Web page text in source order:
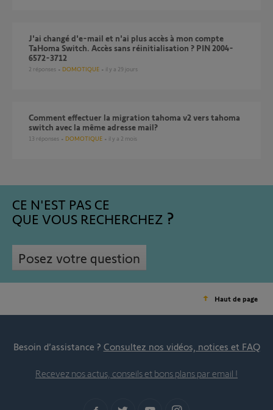
J'ai changé d'e-mail et n'ai plus accès à mon compte
TaHoma Switch. Accès sans réinitialisation ? PIN 2004-
6572-3712
2 réponses DOMOTIQUE il y a 29 jours
Comment effectuer la migration tahoma v2 vers tahoma
switch avec la même adresse mail?
13 réponses DOMOTIQUE il y a 2 mois
CE N'EST PAS CE
QUE VOUS RECHERCHEZ
Posez votre question
Haut de page
Besoin d’assistance ? Consultez nos vidéos, notices et FAQ
Recevez nos actus, conseils et bons plans par email !